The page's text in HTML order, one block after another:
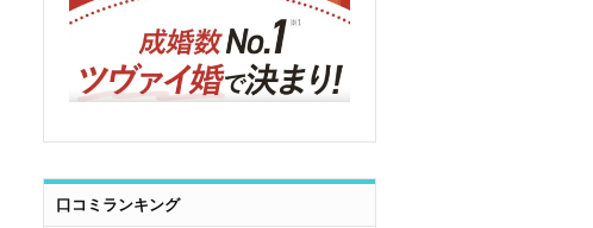
口コミランキング